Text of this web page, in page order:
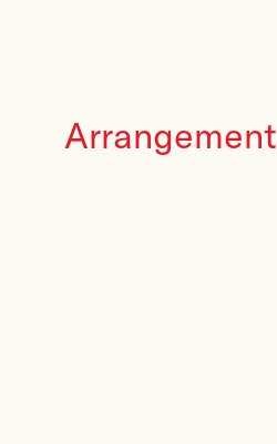
Arrangement